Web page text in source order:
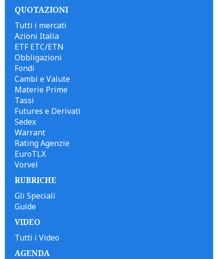
QUOTAZIONI
Tutti i mercati
Azioni Italia
ETF ETC/ETN
Obbligazioni
Fondi
Cambi e Valute
Materie Prime
Tassi
Futures e Derivati
Sedex
Warrant
Rating Agenzie
EuroTLX
Vorvel
RUBRICHE
Gli Speciali
Guide
VIDEO
Tutti i Video
AGENDA